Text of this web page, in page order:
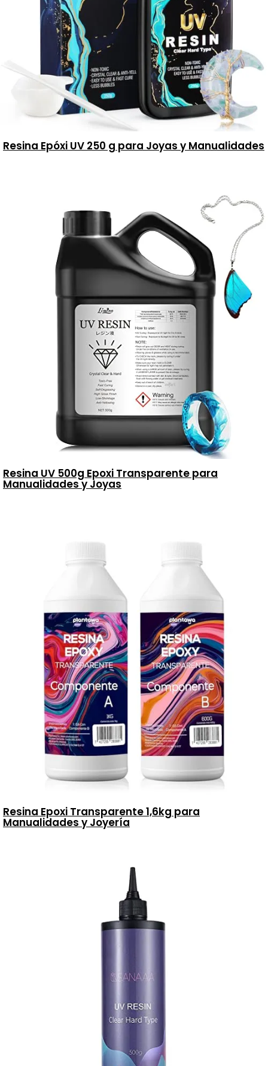
Resina Epóxi UV 250 g para Joyas y Manualidades
Resina UV 500g Epoxi Transparente para
Manualidades y Joyas
Resina Epoxi Transparente 1,6kg para
Manualidades y Joyería